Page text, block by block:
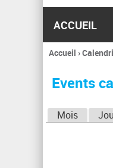
ACCUEIL
Vous
ici
Accueil ›
Events
Mois